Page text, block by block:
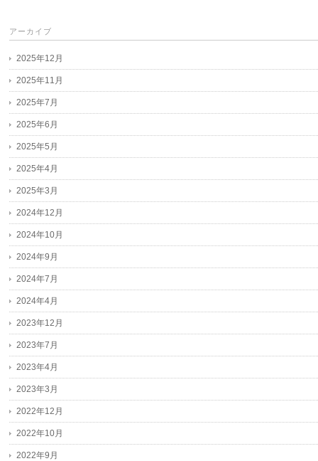
アーカイブ
2025年12月
2025年11月
2025年7月
2025年6月
2025年5月
2025年4月
2025年3月
2024年12月
2024年10月
2024年9月
2024年7月
2024年4月
2023年12月
2023年7月
2023年4月
2023年3月
2022年12月
2022年10月
2022年9月